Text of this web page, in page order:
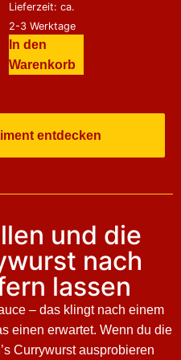
Lieferzeit: ca.
2-3 Werktage
In den
Warenkorb
entdecken
und die
nach
lassen
– das klingt nach einem
einen erwartet. Wenn du die
Currywurst ausprobieren